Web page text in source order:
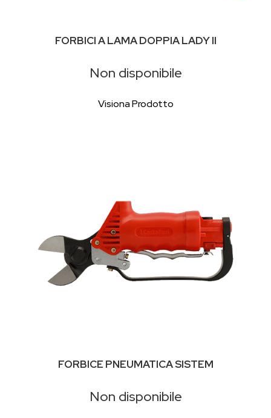
FORBICI A LAMA DOPPIA LADY II
Non disponibile
Visiona Prodotto
FORBICE PNEUMATICA SISTEM
Non disponibile